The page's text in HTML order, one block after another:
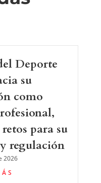
Deporte
su
como
para su
regulación
2026